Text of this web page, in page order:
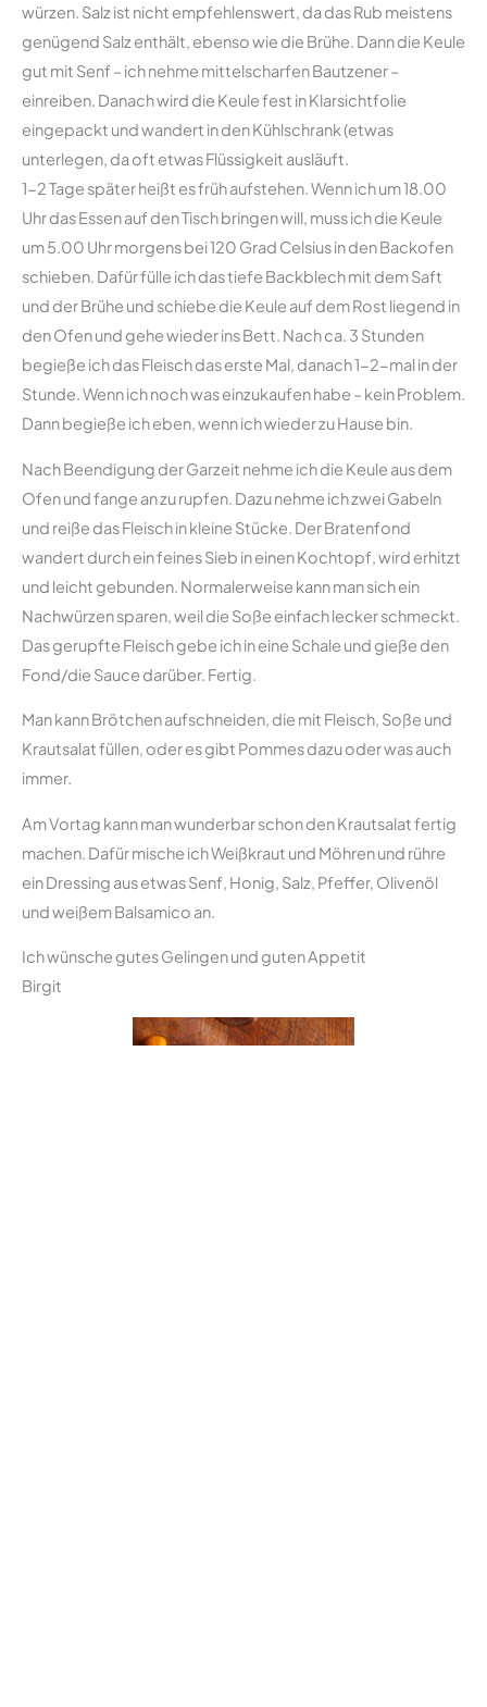
würzen. Salz ist nicht empfehlenswert, da das Rub meistens
genügend Salz enthält, ebenso wie die Brühe. Dann die Keule
gut mit Senf – ich nehme mittelscharfen Bautzener –
einreiben. Danach wird die Keule fest in Klarsichtfolie
eingepackt und wandert in den Kühlschrank (etwas
unterlegen, da oft etwas Flüssigkeit ausläuft.
1-2 Tage später heißt es früh aufstehen. Wenn ich um 18.00
Uhr das Essen auf den Tisch bringen will, muss ich die Keule
um 5.00 Uhr morgens bei 120 Grad Celsius in den Backofen
schieben. Dafür fülle ich das tiefe Backblech mit dem Saft
und der Brühe und schiebe die Keule auf dem Rost liegend in
den Ofen und gehe wieder ins Bett. Nach ca. 3 Stunden
begieße ich das Fleisch das erste Mal, danach 1-2-mal in der
Stunde. Wenn ich noch was einzukaufen habe – kein Problem.
Dann begieße ich eben, wenn ich wieder zu Hause bin.
Nach Beendigung der Garzeit nehme ich die Keule aus dem
Ofen und fange an zu rupfen. Dazu nehme ich zwei Gabeln
und reiße das Fleisch in kleine Stücke. Der Bratenfond
wandert durch ein feines Sieb in einen Kochtopf, wird erhitzt
und leicht gebunden. Normalerweise kann man sich ein
Nachwürzen sparen, weil die Soße einfach lecker schmeckt.
Das gerupfte Fleisch gebe ich in eine Schale und gieße den
Fond/die Sauce darüber. Fertig.
Man kann Brötchen aufschneiden, die mit Fleisch, Soße und
Krautsalat füllen, oder es gibt Pommes dazu oder was auch
immer.
Am Vortag kann man wunderbar schon den Krautsalat fertig
machen. Dafür mische ich Weißkraut und Möhren und rühre
ein Dressing aus etwas Senf, Honig, Salz, Pfeffer, Olivenöl
und weißem Balsamico an.
Ich wünsche gutes Gelingen und guten Appetit
Birgit